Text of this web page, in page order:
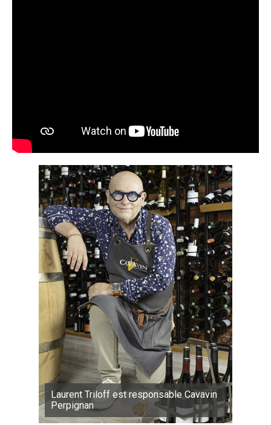
Laurent Triloff est responsable Cavavin
Perpignan